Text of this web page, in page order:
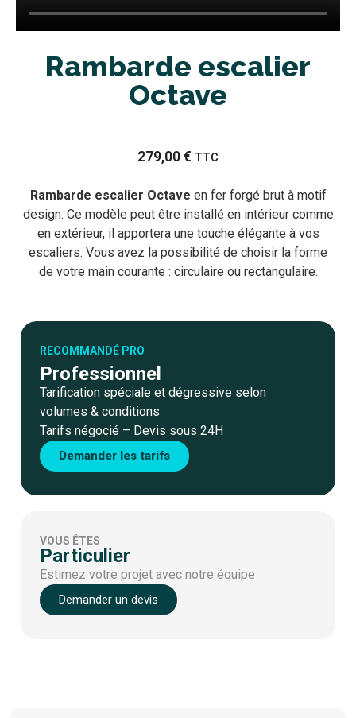
Rambarde escalier
Octave
279,00€ TTC
Rambarde escalier Octave en fer forgé brut à motif
design. Ce modèle peut être installé en intérieur comme
en extérieur, il apportera une touche élégante à vos
escaliers. Vous avez la possibilité de choisir la forme
de votre main courante : circulaire ou rectangulaire.
RECOMMANDÉ PRO
Professionnel
Tarification spéciale et dégressive selon
volumes & conditions
Tarifs négocié – Devis sous 24H
Demander les tarifs
VOUS ÊTES
Particulier
Estimez votre projet avec notre équipe
Demander un devis